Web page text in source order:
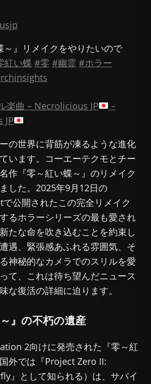
～』リメイクをやりたいので
紅い蝶 #零 #幽霊 #ホラー
楽曲 – Necrolicious JP
–
JP
の世界に背筋が凍るような進化
います。コーエーテクモとチー
作『零～紅い蝶～』のリメイク
した。2025年9月12日の
公開されたこの完全リメイク
るホラーシリーズの最も愛され
たな命を吹き込むことを約束し
遇、緊張感あふれる雰囲気、そ
神秘的なカメラでのスリルを愛
て、これは待ち望んだニュース
な復活の詳細に迫ります。
』の不朽の遺産
2向けに発売された『零～紅
外では『Project Zero II:
』として知られる）は、サバイ